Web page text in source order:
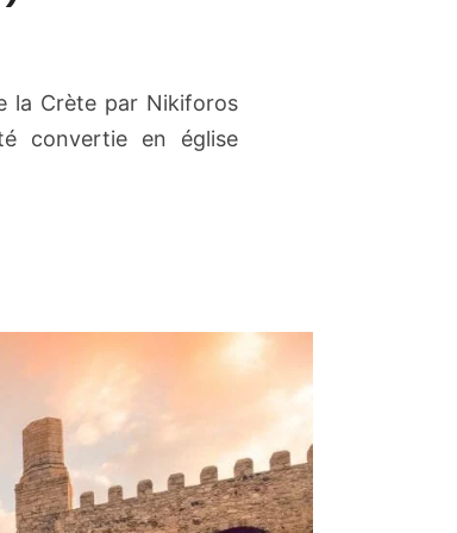
la Crète par Nikiforos
convertie en église